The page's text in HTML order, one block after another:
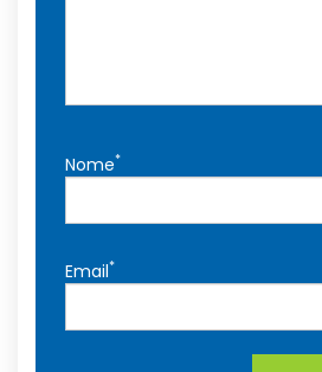
Nome*
Email*